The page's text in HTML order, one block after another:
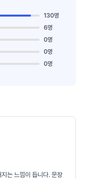
130명
6명
0명
0명
0명
는 느낌이 듭니다. 문장